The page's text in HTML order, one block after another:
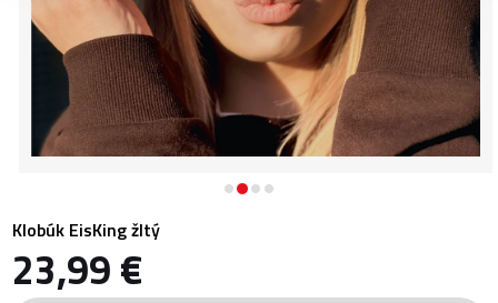
Klobúk EisKing žltý
23,99 €